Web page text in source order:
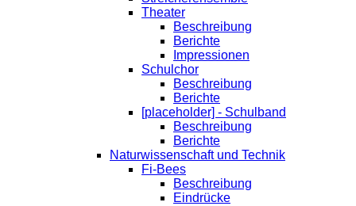
Theater
Beschreibung
Berichte
Impressionen
Schulchor
Beschreibung
Berichte
[placeholder] - Schulband
Beschreibung
Berichte
Naturwissenschaft und Technik
Fi-Bees
Beschreibung
Eindrücke